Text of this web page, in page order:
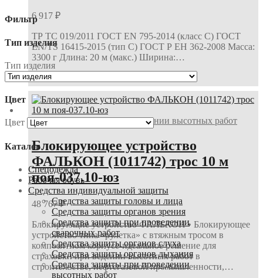
6 917 ₽
ТР ТС 019/2011 ГОСТ EN 795-2014 (класс С) ГОСТ
EN/TS 16415-2015 (тип С) ГОСТ Р ЕН 362-2008 Масса:
3300 г Длина: 20 м (макс.) Ширина:…
В корзину
Средства защиты при проведении высотных работ
Блокирующее устройство
ФАЛЬКОН (1011742) трос 10 м
поя-037.10-юз
48 767₽
Блокирующие устройство ФАЛЬКОН • Блокирующее
устройство типа «рулетка» с втяжным тросом в
композитном корпусе-идеальное решение для
страховки при ведении высотных работ в
строительстве, нефтегазовой промышленности,…
Фильтр
Тип изделия
Тип изделия
Цвет
Цвет
Каталог
Спецодежда
Рабочая обувь
Средства индивидуальной защиты
Средства защиты головы и лица
Средства защиты органов зрения
Средства защиты при проведении
сварочных работ
Средства защиты органов слуха
Средства защиты органов дыхания
Средства защиты при проведении
высотных работ